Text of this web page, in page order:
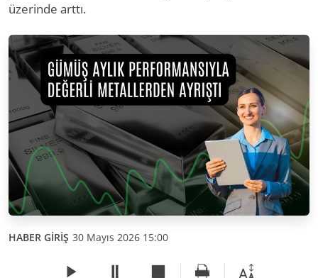
üzerinde arttı.
HABER GİRİŞ 30 Mayıs 2026 15:00